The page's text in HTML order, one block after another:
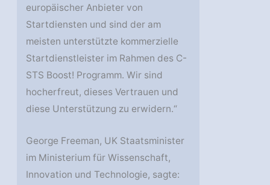
europäischer Anbieter von
Startdiensten und sind der am
meisten unterstützte kommerzielle
Startdienstleister im Rahmen des C-
STS Boost! Programm. Wir sind
hocherfreut, dieses Vertrauen und
diese Unterstützung zu erwidern.“
George Freeman, UK Staatsminister
im Ministerium für Wissenschaft,
Innovation und Technologie, sagte: